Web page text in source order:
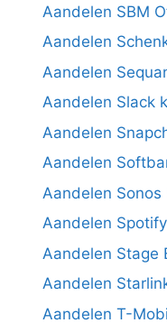
Aandelen SBM
Aandelen
Aandelen
Aandelen Slack
Aandelen
Aandelen
Aandelen Sonos
Aandelen
Aandelen Stage
Aandelen
Aandelen T-